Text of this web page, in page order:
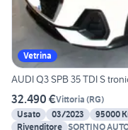
Vetrina
AUDI Q3 SPB 35 TDI S
32.490 €Vittoria (RG)
Usato
03/2023 95000
Rivenditore SORTINO